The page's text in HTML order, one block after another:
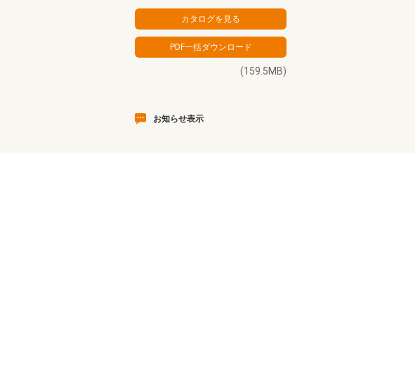
(159.5MB)
お知らせ表示